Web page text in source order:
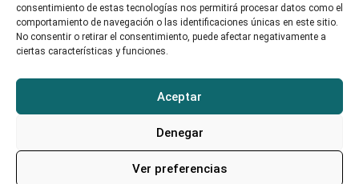
consentimiento de estas tecnologías nos permitirá procesar datos como el
comportamiento de navegación o las identificaciones únicas en este sitio.
No consentir o retirar el consentimiento, puede afectar negativamente a
ciertas características y funciones.
Aceptar
Denegar
Ver preferencias
Contacto
soporte@alojamientounican.es
Alojamiento Universidad de Cantabria Copyright © 2023​